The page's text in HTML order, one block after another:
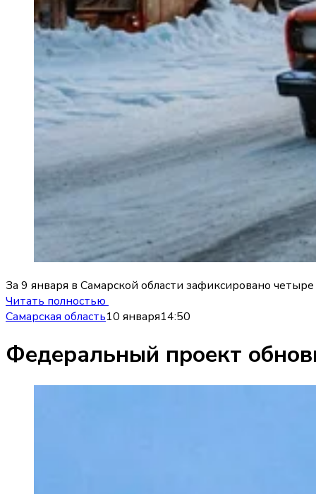
За 9 января в Самарской области зафиксировано
Читать полностью
Самарская область10 января14:50
Федеральный проект